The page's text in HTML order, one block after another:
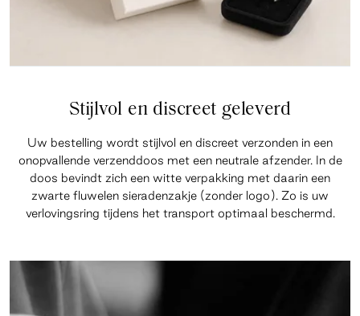
Stijlvol en discreet geleverd
Uw bestelling wordt stijlvol en discreet verzonden in een
onopvallende verzenddoos met een neutrale afzender. In de
doos bevindt zich een witte verpakking met daarin een
zwarte fluwelen sieradenzakje (zonder logo). Zo is uw
verlovingsring tijdens het transport optimaal beschermd.